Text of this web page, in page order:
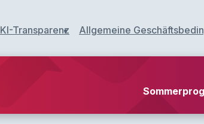
KI-Transparenz Allgemeine